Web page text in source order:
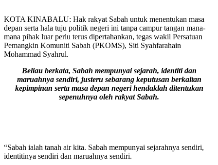
KOTA KINABALU: Hak rakyat Sabah untuk menentukan masa
depan serta hala tuju politik negeri ini tanpa campur tangan mana-
mana pihak luar perlu terus dipertahankan, tegas wakil Persatuan
Pemangkin Komuniti Sabah (PKOMS), Siti Syahfarahain
Mohammad Syahrul.
Beliau berkata, Sabah mempunyai sejarah, identiti dan
maruahnya sendiri, justeru sebarang keputusan berkaitan
kepimpinan serta masa depan negeri hendaklah ditentukan
sepenuhnya oleh rakyat Sabah.
“Sabah ialah tanah air kita. Sabah mempunyai sejarahnya sendiri,
identitinya sendiri dan maruahnya sendiri.